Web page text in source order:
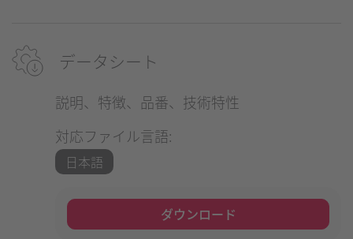
データシート
説明、特徴、品番、技術特性
対応ファイル言語:
日本語
ダウンロード